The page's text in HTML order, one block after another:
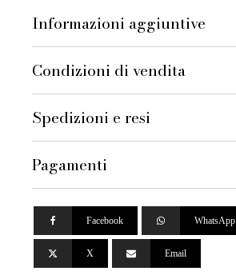
Informazioni aggiuntive
Condizioni di vendita
Spedizioni e resi
Pagamenti
X
Facebook
Email
WhatsApp